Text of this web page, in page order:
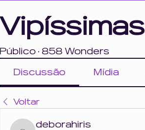
Vipíssimas
Público · 858 Wonders
Discussão Mídia
Voltar
deborahiris